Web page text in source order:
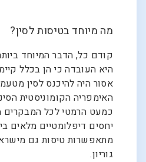
מה מיוחד בטיסות לסין?
קודם כל, הדבר המיוחד
היא העובדה כי הן בכלל
אסור היה להיכנס לסין
האימפריה הקומוניסטית
כמעט הרמטי לכל המבקרים
יחסים דיפלומטיים מלאים
מתאפשרות טיסות גם
גוריון.